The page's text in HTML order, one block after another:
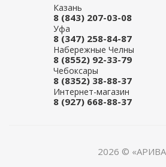
Казань
8 (843) 207-03-08
Уфа
8 (347) 258-84-87
Набережные Челны
8 (8552) 92-33-79
Чебоксары
8 (8352) 38-88-37
Интернет-магазин
8 (927) 668-88-37
2026 ©